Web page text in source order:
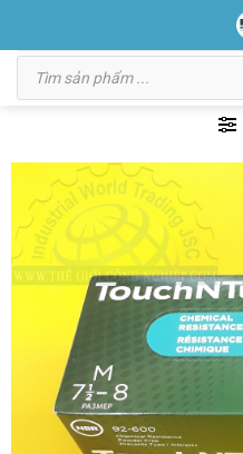
content
Tìm
kiếm
phẩm